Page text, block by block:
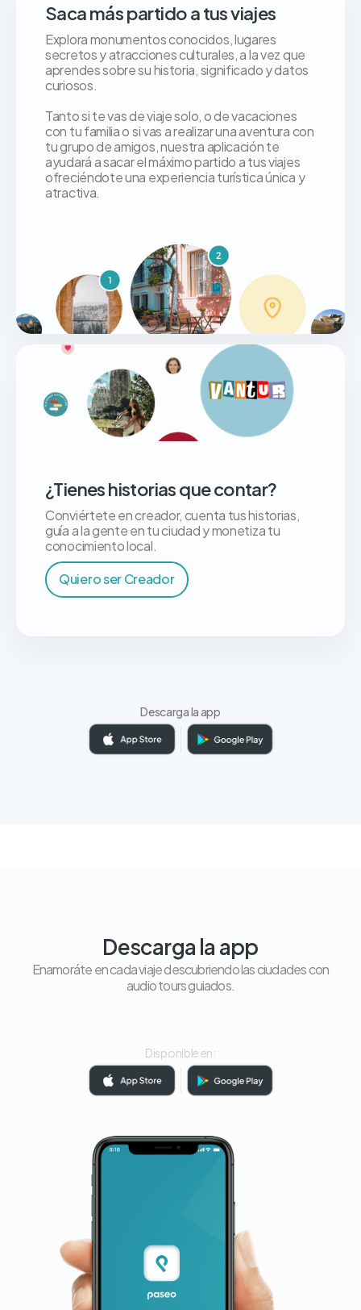
Saca más partido a tus viajes
Explora monumentos conocidos, lugares
secretos y atracciones culturales, a la vez que
aprendes sobre su historia, significado y datos
curiosos.
Tanto si te vas de viaje solo, o de vacaciones
con tu familia o si vas a realizar una aventura con
tu grupo de amigos, nuestra aplicación te
ayudará a sacar el máximo partido a tus viajes
ofreciéndote una experiencia turística única y
atractiva.
¿Tienes historias que contar?
Conviértete en creador, cuenta tus historias,
guía a la gente en tu ciudad y monetiza tu
conocimiento local.
Quiero ser Creador
Descarga la app
Descarga la app
Enamoráte en cada viaje descubriendo las ciudades con
audio tours guiados.
Disponible en: